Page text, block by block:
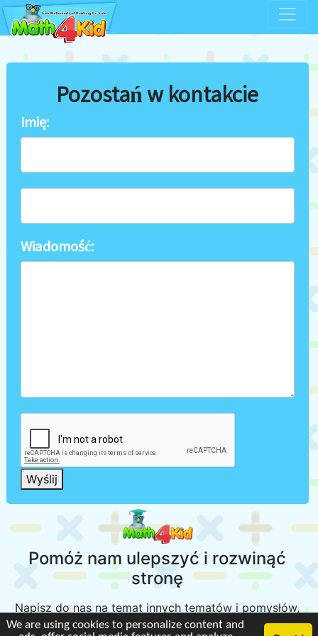
Pozostań w kontakcie
Imię:
Wiadomość:
Wyślij
Pomóż nam ulepszyć i rozwinąć
stronę
Napisz do nas na temat innych tematów i pomysłów,
które Twoim zdaniem są ważne, aby dodać je do
We are using cookies to personalize content and